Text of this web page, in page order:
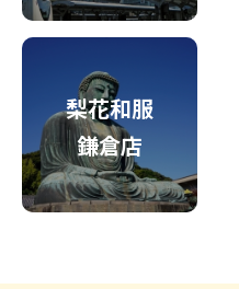
梨花和服
鎌倉店